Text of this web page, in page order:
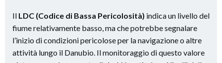
Il LDC (Codice di Bassa Pericolosità) indica un livello del
fiume relativamente basso, ma che potrebbe segnalare
l’inizio di condizioni pericolose per la navigazione o altre
attività lungo il Danubio. Il monitoraggio di questo valore